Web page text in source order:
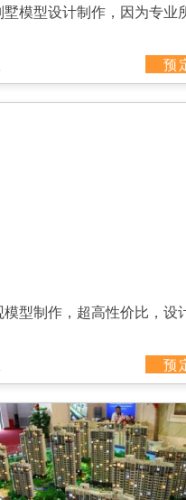
墅模型设计制作，因为专业
预
模型制作，超高性价比，设
预